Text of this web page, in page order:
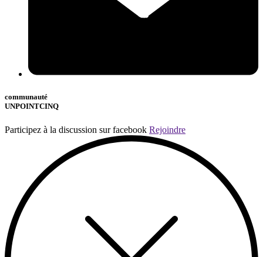
communauté
UNPOINTCINQ
Participez à la discussion sur facebook Rejoindre